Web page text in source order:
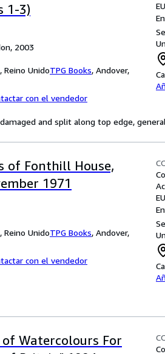
1-3)
2003
Reino UnidoTPG Books, Andover,
con el vendedor
damaged and split along top edge,
of Fonthill House,
1971
Reino UnidoTPG Books, Andover,
con el vendedor
Watercolours For